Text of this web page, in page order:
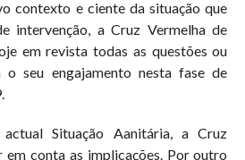
contexto e ciente da situação que
intervenção, a Cruz Vermelha de
em revista todas as questões ou
o seu engajamento nesta fase de
Situação Aanitária, a Cruz
em conta as implicações. Por outro